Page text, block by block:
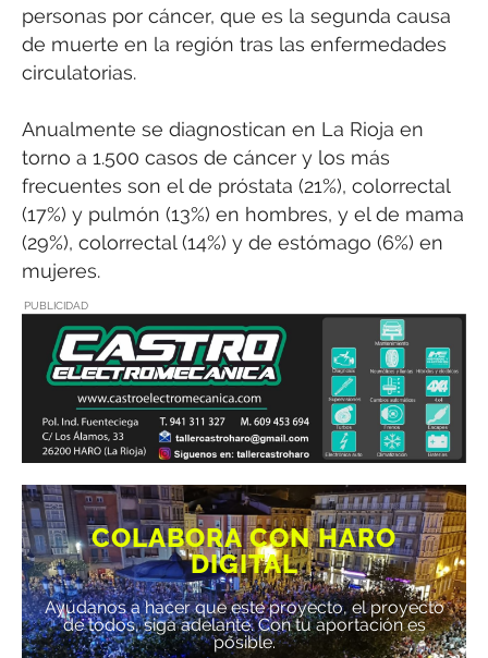
personas por cáncer, que es la segunda causa
de muerte en la región tras las enfermedades
circulatorias.
Anualmente se diagnostican en La Rioja en
torno a 1.500 casos de cáncer y los más
frecuentes son el de próstata (21%), colorrectal
(17%) y pulmón (13%) en hombres, y el de mama
(29%), colorrectal (14%) y de estómago (6%) en
mujeres.
PUBLICIDAD
COLABORA CON HARO
DIGITAL
Ayúdanos a hacer que este proyecto, el proyecto
de todos, siga adelante. Con tu aportación es
posible.